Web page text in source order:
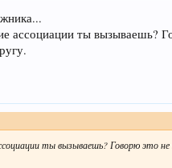
ассоциации ты вызываешь?
ты вызываешь? Говорю это